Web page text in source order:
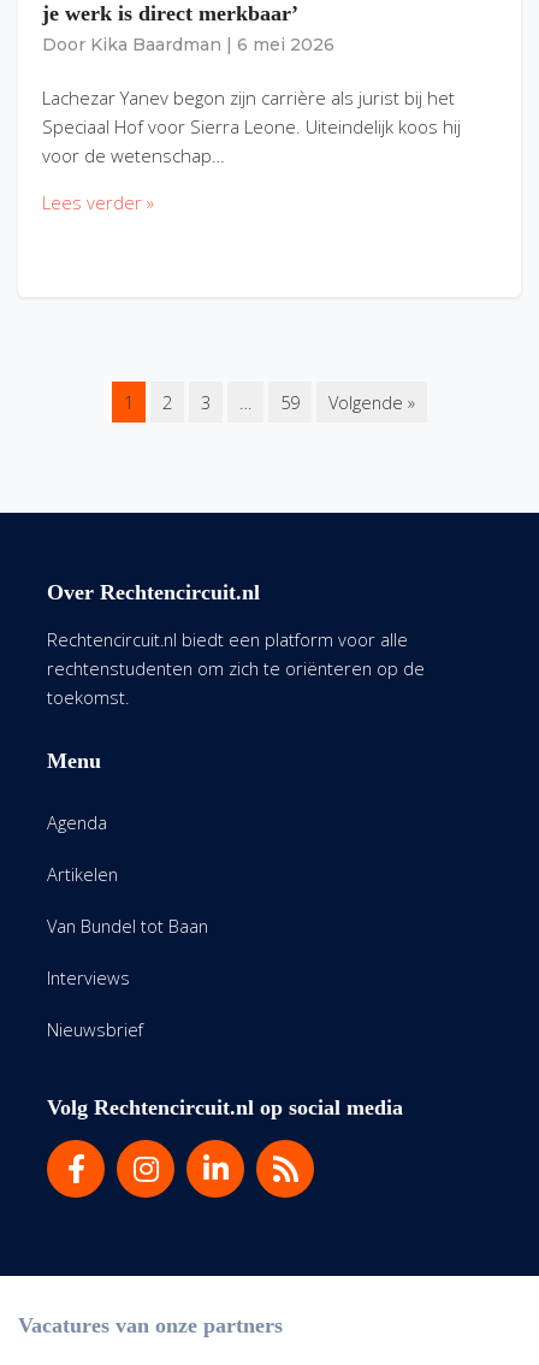
je werk is direct merkbaar’
Door Kika Baardman 6 mei 2026
Lachezar Yanev begon zijn carrière als jurist bij het
Speciaal Hof voor Sierra Leone. Uiteindelijk koos hij
voor de wetenschap…
Lees verder »
1 2 3 … 59 Volgende »
Over Rechtencircuit.nl
Rechtencircuit.nl biedt een platform voor alle
rechtenstudenten om zich te oriënteren op de
toekomst.
Menu
Agenda
Artikelen
Van Bundel tot Baan
Interviews
Nieuwsbrief
Volg Rechtencircuit.nl op social media
Vacatures van onze partners